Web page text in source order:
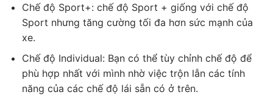
Chế độ Sport+: chế độ Sport + giống với chế độ
Sport nhưng tăng cường tối đa hơn sức mạnh của
xe.
Chế độ Individual: Bạn có thể tùy chỉnh chế độ để
phù hợp nhất với mình nhờ việc trộn lẫn các tính
năng của các chế độ lái sẵn có ở trên.